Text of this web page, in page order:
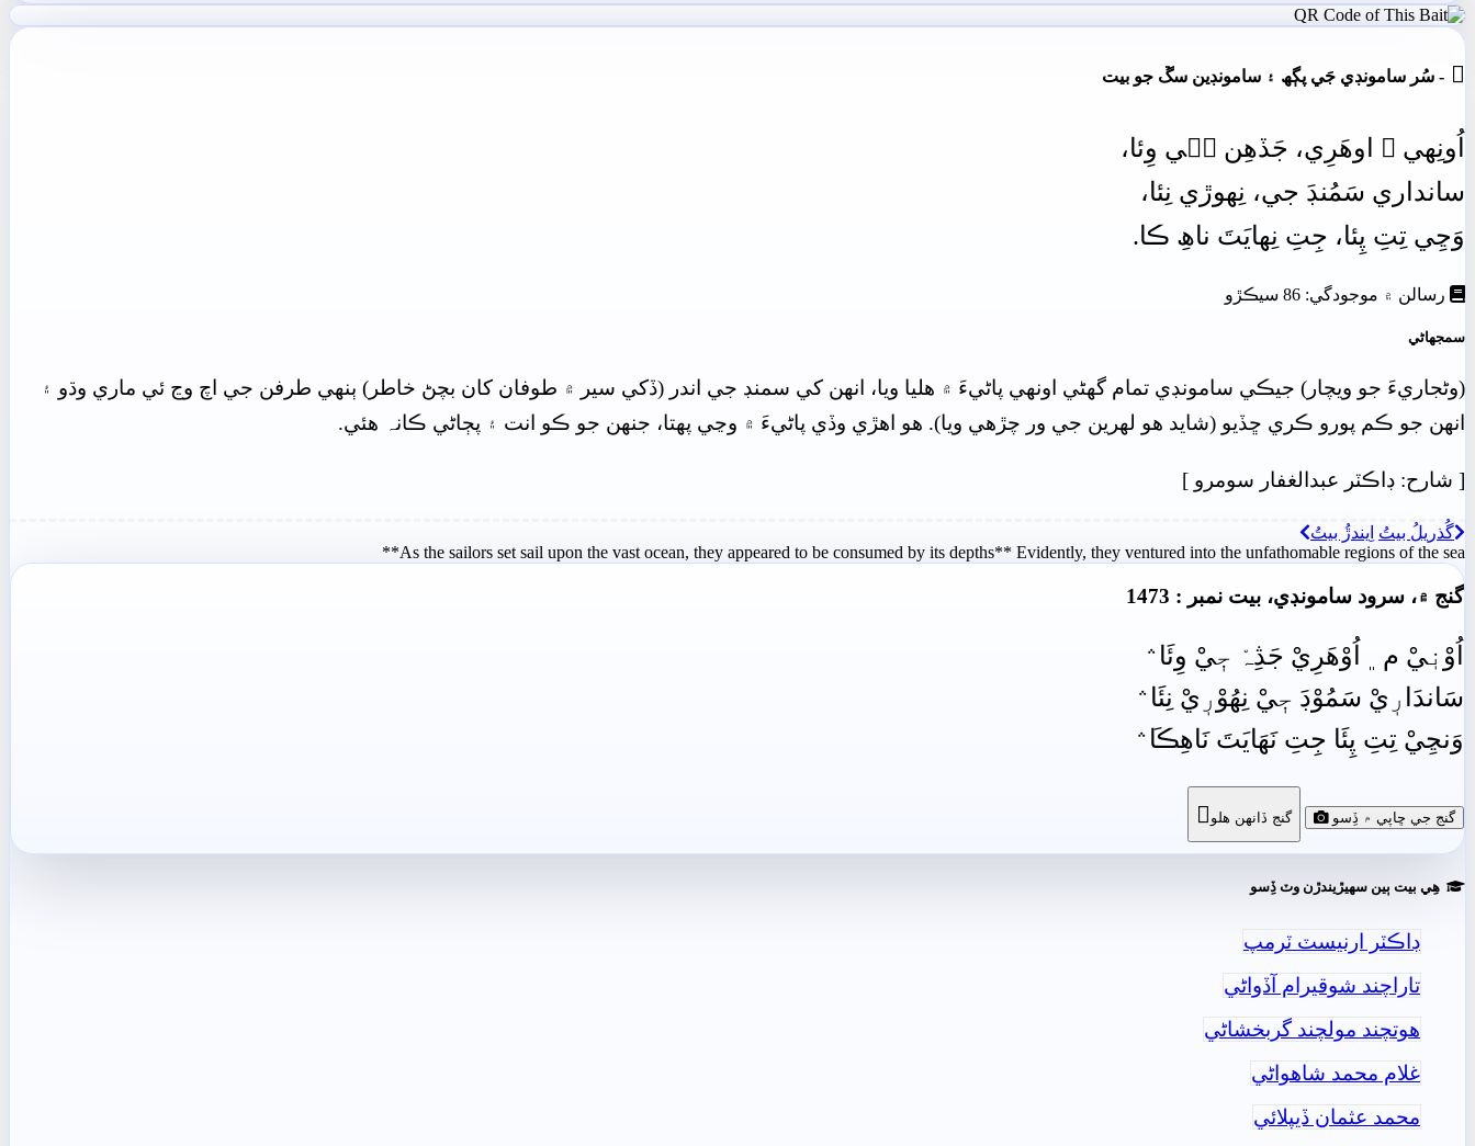
 - سُر سامونڊي جَي پڳھ ۽ سامونڊين سڱ جو بيت
اُونِهي ۾ اوھَرِي، جَڏھِن جٖي وِئا،
سانداري سَمُنڊَ جي، نِھوڙي نِئا،
وَڃِي تِتِ پِئا، جِتِ نِھايَتَ ناھِ ڪا.
رسالن ۾ موجودگي: 86 سيڪڙو
سمجهاڻي
(وڻجاريءَ جو ويچار) جيڪي سامونڊي تمام گهڻي اونهي پاڻيءَ ۾ هليا ويا، انهن کي سمنڊ جي اندر (ڏکي سير ۾ طوفان کان بچڻ خاطر) ٻنهي طرفن جي اچ وڃ ئي ماري وڌو ۽
انهن جو ڪم پورو ڪري ڇڏيو (شايد هو لهرين جي ور چڙهي ويا). هو اهڙي وڏي پاڻيءَ ۾ وڃي پھتا، جنھن جو ڪو انت ۽ پڄاڻي ڪانہ هئي.
[ شارح: ڊاڪٽر عبدالغفار سومرو ]
گُذريلُ بيتُ اِيندڙُ بيتُ
As the sailors set sail upon the vast ocean, they appeared to be consumed by its depths** Evidently, they ventured into the unfathomable regions of the sea**
گنج ۾، سرود سامونڊي، بيت نمبر : 1473
اُوْنٖيْ م﮼ اُوْهَرِيْ جَڎِہْ جٖيْ وِئَا﮶
سَاندَارٖيْ سَمُوْڊَ جٖيْ نِھُوْرٖيْ نِئَا﮶
وَنڃِيْ تِتِ پِئَا جِتِ نَهَايَتَ نَاهِڪَا﮶
گنج جي ڇاپي ۾ ڏِسو گنج ڏانھن ھلو 
ھِي بيت ٻين سھيڙيندڙن وٽ ڏِسو
ڊاڪٽر ارنيسٽ ٽرمپ
تاراچند شوقيرام آڏواڻي
ھوتچند مولچند گربخشاڻي
غلام محمد شاھواڻي
محمد عثمان ڏيپلائي